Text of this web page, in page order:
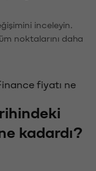
inceleyin.
noktalarını daha
fiyatı ne
kadardı?